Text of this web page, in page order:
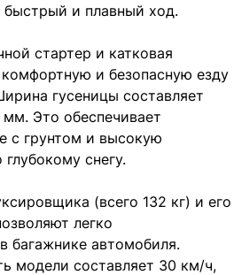
быстрый и плавный ход.
стартер и катковая
и безопасную езду
гусеницы составляет
Это обеспечивает
с грунтом и высокую
снегу.
(всего 132 кг) и его
легко
багажнике автомобиля.
модели составляет 30 км/ч,